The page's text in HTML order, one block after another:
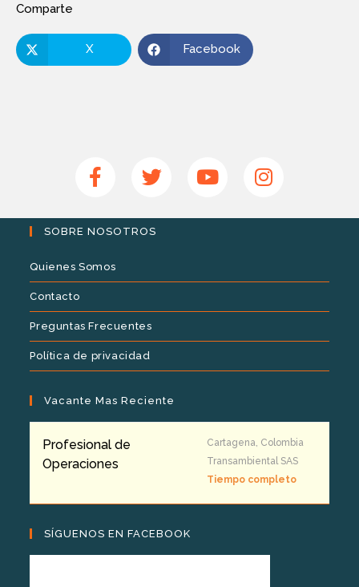
Comparte
X Facebook
SOBRE NOSOTROS
Quienes Somos
Contacto
Preguntas Frecuentes
Política de privacidad
Vacante Mas Reciente
Profesional de
Operaciones
Cartagena, Colombia
Transambiental SAS
Tiempo completo
SÍGUENOS EN FACEBOOK